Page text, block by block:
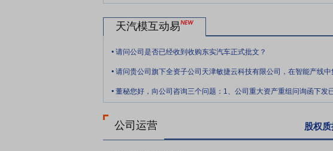
天汽模互动易
. 请问公司是否已经收到收购东实汽车正式批文？
.
.
公司运营 股权